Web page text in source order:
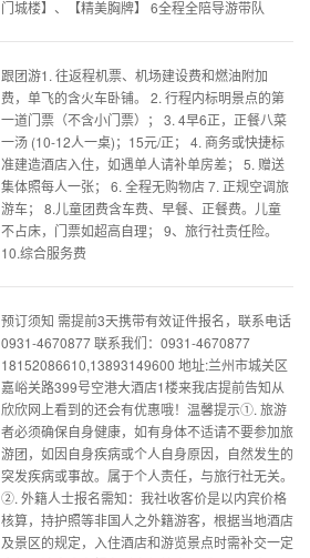
门城楼】、【精美胸牌】 6全程全陪导游带队
跟团游1. 往返程机票、机场建设费和燃油附加
费，单飞的含火车卧铺。 2. 行程内标明景点的第
一道门票（不含小门票）； 3. 4早6正，正餐八菜
一汤 (10-12人一桌)；15元/正； 4. 商务或快捷标
准建造酒店入住，如遇单人请补单房差； 5. 赠送
集体照每人一张； 6. 全程无购物店 7. 正规空调旅
游车； 8.儿童团费含车费、早餐、正餐费。儿童
不占床，门票如超高自理； 9、旅行社责任险。
10.综合服务费
预订须知 需提前3天携带有效证件报名，联系电话
0931-4670877 联系我们：0931-4670877
18152086610,13893149600 地址:兰州市城关区
嘉峪关路399号空港大酒店1楼来我店提前告知从
欣欣网上看到的还会有优惠哦！温馨提示①. 旅游
者必须确保自身健康，如有身体不适请不要参加旅
游团，如因自身疾病或个人自身原因，自然发生的
突发疾病或事故。属于个人责任，与旅行社无关。
②. 外籍人士报名需知：我社收客价是以内宾价格
核算，持护照等非国人之外籍游客，根据当地酒店
及景区的规定，入住酒店和游览景点时需补交一定